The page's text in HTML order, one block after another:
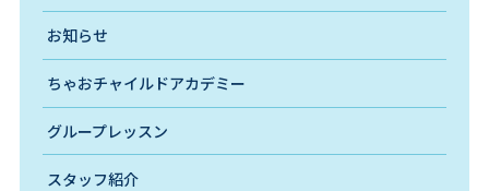
お知らせ
ちゃおチャイルドアカデミー
グループレッスン
スタッフ紹介